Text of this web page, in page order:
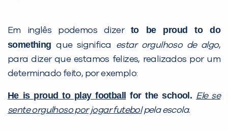
Em inglês podemos dizer to be proud to do
somethingque significa estar orgulhoso de algo,
para dizer que estamos felizes, realizados por um
determinado feito, por exemplo:
He is proud to play football for the school. Ele se
sente orgulhoso por jogar futebolpela escola.